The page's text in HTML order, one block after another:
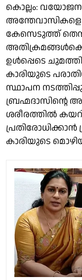
കൊല്ലം: വയോജന
കേസെടുത്ത്
ഉൾപ്പെടെ
കാരിയുടെ
സ്ഥാപന
ബ്രഹ്മദാസിൻ്റെ
ശരീരത്തിൽ
പ്രതിരോധിക്കാൻ
കാരിയുടെ